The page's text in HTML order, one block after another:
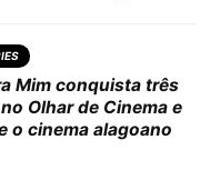
Mim conquista três
Olhar de Cinema e
o cinema alagoano